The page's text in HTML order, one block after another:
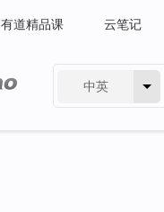
有道精品课 云笔记
中英